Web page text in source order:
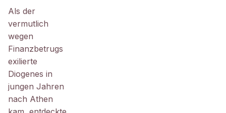
Als der
vermutlich
wegen
Finanzbetrugs
exilierte
Diogenes in
jungen Jahren
nach Athen